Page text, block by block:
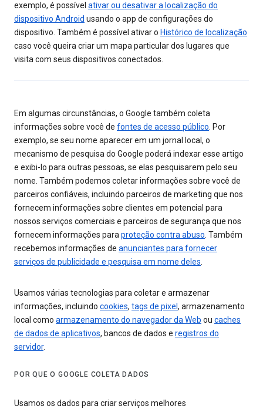
exemplo, é possível ativar ou desativar a localização do
dispositivo Android usando o app de configurações do
dispositivo. Também é possível ativar o Histórico de localização
caso você queira criar um mapa particular dos lugares que
visita com seus dispositivos conectados.
Em algumas circunstâncias, o Google também coleta
informações sobre você de fontes de acesso público. Por
exemplo, se seu nome aparecer em um jornal local, o
mecanismo de pesquisa do Google poderá indexar esse artigo
e exibi-lo para outras pessoas, se elas pesquisarem pelo seu
nome. Também podemos coletar informações sobre você de
parceiros confiáveis, incluindo parceiros de marketing que nos
fornecem informações sobre clientes em potencial para
nossos serviços comerciais e parceiros de segurança que nos
fornecem informações paraproteção contra abuso. Também
recebemos informações de anunciantes para fornecer
serviços de publicidade e pesquisa em nome deles.
Usamos várias tecnologias para coletar e armazenar
informações, incluindo cookies, tags de pixel , armazenamento
local como armazenamento do navegador da Web ou caches
de dados de aplicativos, bancos de dados e registros do
servidor.
POR QUE O GOOGLE COLETA DADOS
Usamos os dados para criar serviços melhores